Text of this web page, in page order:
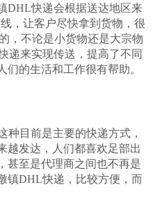
DHL快递会根据送达地区来
，让客户尽快拿到货物，很
，不论是小货物还是大宗物
递来实现传送，提高了不同
们的生活和工作很有帮助。
种目前是主要的快递方式，
越发达，人们都喜欢足部出
甚至是代理商之间也不再是
镇DHL快递，比较方便，而